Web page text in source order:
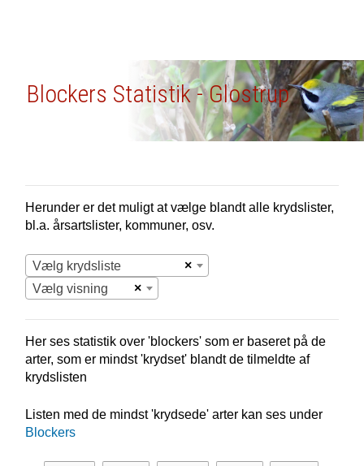
Blockers Statistik - Glostrup
Herunder er det muligt at vælge blandt alle krydslister,
bl.a. årsartslister, kommuner, osv.
×
Vælg krydsliste
×
Vælg visning
Her ses statistik over 'blockers' som er baseret på de
arter, som er mindst 'krydset' blandt de tilmeldte af
krydslisten
Listen med de mindst 'krydsede' arter kan ses under
Blockers